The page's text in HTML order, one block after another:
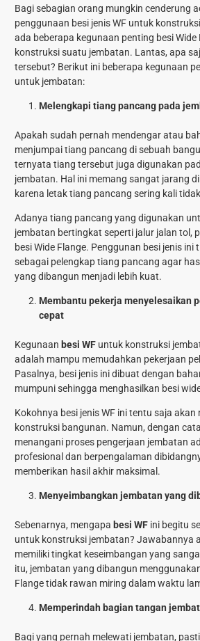
Bagi sebagian orang mungkin cenderung
penggunaan besi jenis WF untuk
ada beberapa kegunaan penting besi Wide
konstruksi suatu jembatan. Lantas, apa
tersebut? Berikut ini beberapa kegunaan
untuk jembatan:
Melengkapi tiang pancang pada
Apakah sudah pernah mendengar atau
menjumpai tiang pancang di sebuah
ternyata tiang tersebut juga digunakan
jembatan. Hal ini memang sangat jarang
karena letak tiang pancang sering kali
Adanya tiang pancang yang digunakan
jembatan bertingkat seperti jalur jalan tol,
besi Wide Flange. Penggunan besi jenis ini
sebagai pelengkap tiang pancang agar
yang dibangun menjadi lebih kuat.
Membantu pekerja menyelesaikan
cepat
Kegunaan besi WF untuk konstruksi
adalah mampu memudahkan pekerjaan
Pasalnya, besi jenis ini dibuat dengan
mumpuni sehingga menghasilkan besi
Kokohnya besi jenis WF ini tentu saja
konstruksi bangunan. Namun, dengan
menangani proses pengerjaan jembatan
profesional dan berpengalaman
memberikan hasil akhir maksimal.
Menyeimbangkan jembatan yang
Sebenarnya, mengapa besi WF ini begitu
untuk konstruksi jembatan? Jawabannya
memiliki tingkat keseimbangan yang
itu, jembatan yang dibangun
Flange tidak rawan miring dalam waktu
Memperindah bagian tangan
Bagi yang pernah melewati jembatan,